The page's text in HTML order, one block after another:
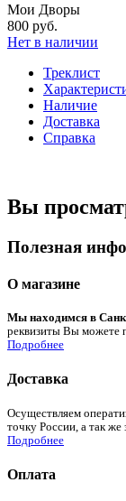
Мои Дворы
800 руб.
Нет в наличии
Треклист
Наличие
Доставка
Справка
Вы
Полезная
О магазине
Мы находимся в
реквизиты Вы можете
Подробнее
Доставка
Осуществляем
точку России, а так
Подробнее
Оплата